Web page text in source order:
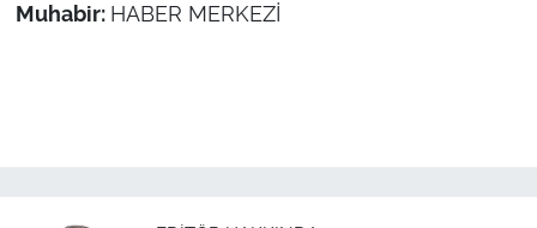
Muhabir: HABER MERKEZİ
Bölge